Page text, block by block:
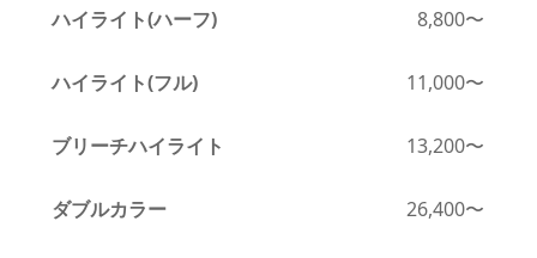
ハイライト(ハーフ) 8,800〜
ハイライト(フル) 11,000〜
ブリーチハイライト 13,200〜
ダブルカラー 26,400〜